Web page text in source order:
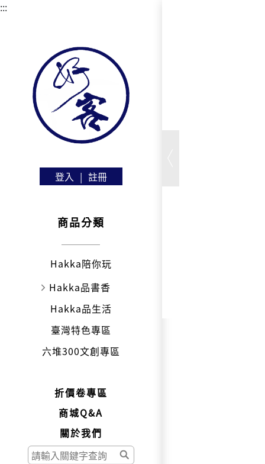
:::
登入 | 註冊
商品分類
Hakka陪你玩
Hakka品書香
Hakka品生活
臺灣特色專區
六堆300文創專區
折價卷專區
商城Q&A
關於我們